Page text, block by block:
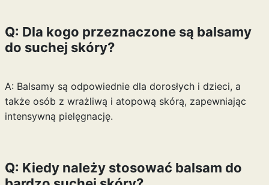
Q: Dla kogo przeznaczone są balsamy
do suchej skóry?
A: Balsamy są odpowiednie dla dorosłych i dzieci, a
także osób z wrażliwą i atopową skórą, zapewniając
intensywną pielęgnację.
Q: Kiedy należy stosować balsam do